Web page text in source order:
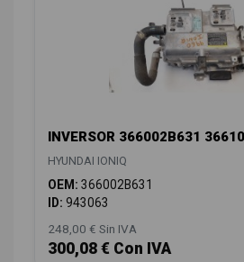
INVERSOR 366002B631
HYUNDAI IONIQ
OEM: 366002B631
ID: 943063
248,00 € Sin IVA
300,08 € Con IVA